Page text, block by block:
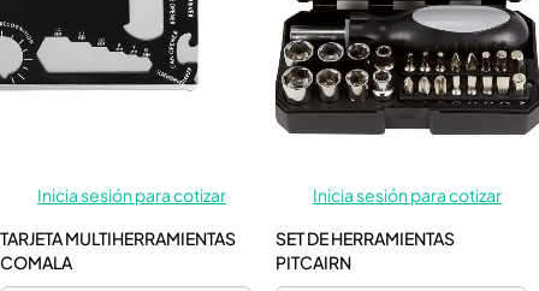
Inicia sesión para cotizar
TARJETA MULTIHERRAMIENTAS
COMALA
Inicia sesión para cotizar
SET DE HERRAMIENTAS
PITCAIRN